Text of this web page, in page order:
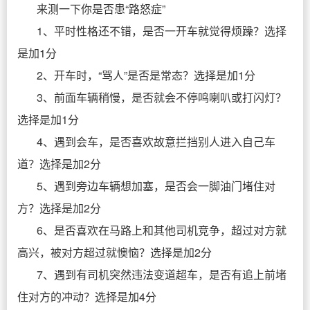
来测一下你是否患“路怒症”
1、平时性格还不错，是否一开车就觉得烦躁？选择
是加1分
2、开车时，“骂人”是否是常态？选择是加1分
3、前面车辆稍慢，是否就会不停鸣喇叭或打闪灯？
选择是加1分
4、遇到会车，是否喜欢故意拦挡别人进入自己车
道？选择是加2分
5、遇到旁边车辆想加塞，是否会一脚油门堵住对
方？选择是加2分
6、是否喜欢在马路上和其他司机竞争，超过对方就
高兴，被对方超过就懊恼？选择是加2分
7、遇到有司机突然违法变道超车，是否有追上前堵
住对方的冲动？选择是加4分